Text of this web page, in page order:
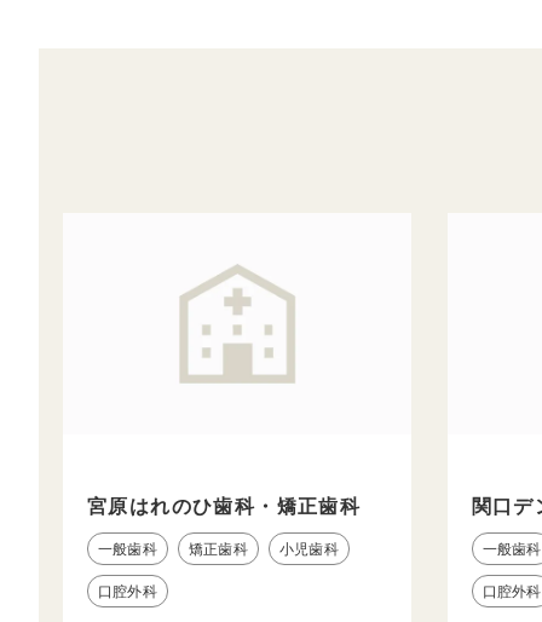
宮原はれのひ歯科・矯正歯科
一般歯科 矯正歯科 小児歯科
口腔外科
関口デ
一般歯科
口腔外科